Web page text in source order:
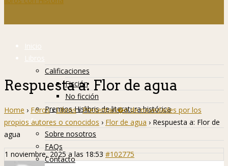
Inicio
Libros
Calificaciones
Ficción
No ficción
Premios Hislibris de literatura histórica
Info
Sobre nosotros
FAQs
Contacto
Respuesta a: Flor de agua
Home › Foros › Libros › Presentaci�n de novedades por los
propios autores o conocidos › Flor de agua › Respuesta a: Flor de
agua
1 noviembre, 2025 a las 18:53 #102775